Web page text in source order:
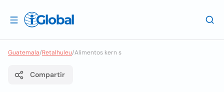
Guatemala/Retalhuleu/Alimentos kern s
Compartir